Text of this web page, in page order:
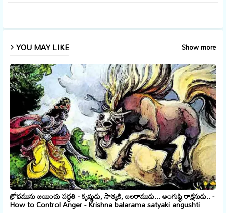
YOU MAY LIKE Show more
క్రోధమును జయించు పద్ధతి - కృష్ణుడు, సాత్యకి, బలరాముడు... అంగుష్టి రాక్షసుడు.. -
How to Control Anger - Krishna balarama satyaki angushti